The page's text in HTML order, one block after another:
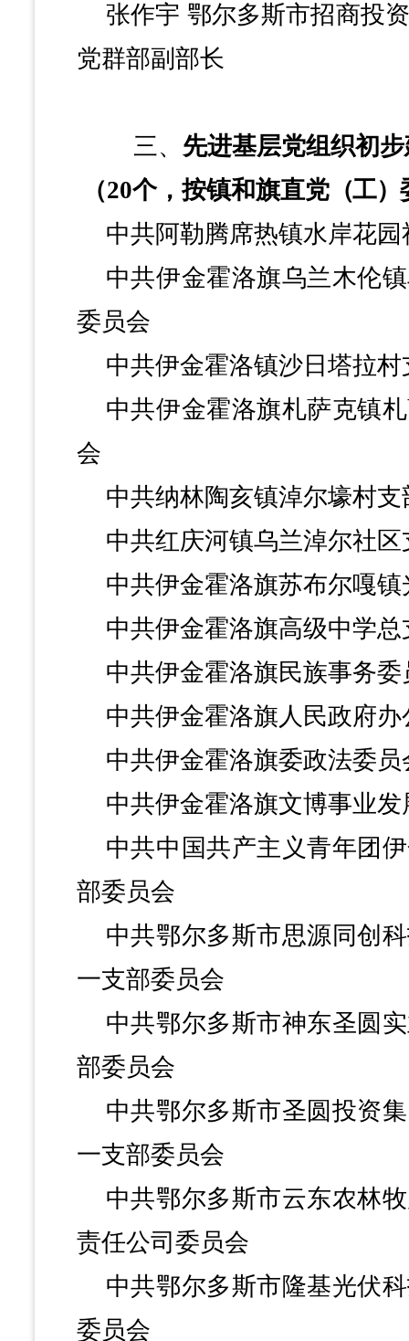
张作宇 鄂尔多斯市招商投
党群部副部长
三、 先进基层党组织初
（20个，按镇和旗直党（工）
中共阿勒腾席热镇水岸花
中共伊金霍洛旗乌兰木伦
委员会
中共伊金霍洛镇沙日塔拉
中共伊金霍洛旗札萨克镇
会
中共纳林陶亥镇淖尔壕村支
中共红庆河镇乌兰淖尔社
中共伊金霍洛旗苏布尔嘎
中共伊金霍洛旗高级中学
中共伊金霍洛旗民族事务
中共伊金霍洛旗人民政府
中共伊金霍洛旗委政法委
中共伊金霍洛旗文博事业
中共中国共产主义青年团
部委员会
中共鄂尔多斯市思源同创
一支部委员会
中共鄂尔多斯市神东圣圆
部委员会
中共鄂尔多斯市圣圆投资
一支部委员会
中共鄂尔多斯市云东农林
责任公司委员会
中共鄂尔多斯市隆基光伏
委员会